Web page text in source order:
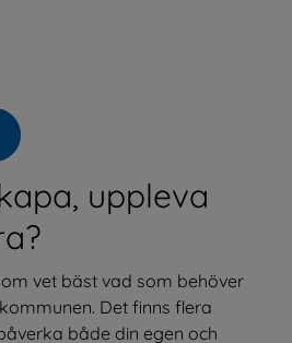
uppleva
vet bäst vad som behöver
Det finns flera
både din egen och